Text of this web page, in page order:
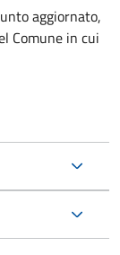
aggiornato,
Comune in cui